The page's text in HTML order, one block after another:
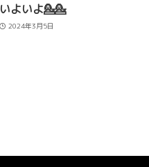
いよいよ💁💁
2024年3月5日